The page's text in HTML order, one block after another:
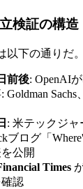
検証の構造
以下の通りだ。
前後: OpenAI
Sachs
: 米テックジャ
ブログ「
公開
Times
認